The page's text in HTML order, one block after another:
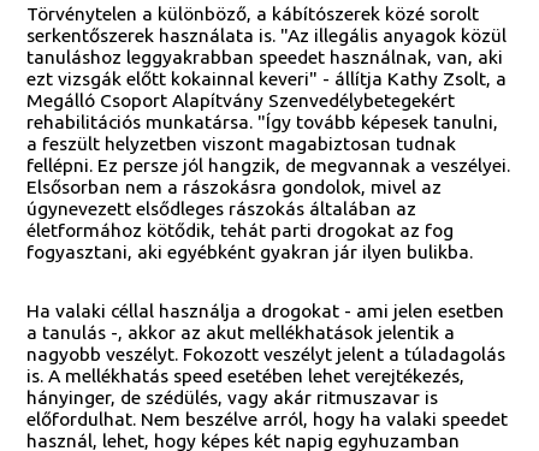
Törvénytelen a különböző, a kábítószerek közé sorolt
serkentőszerek használata is. "Az illegális anyagok közül
tanuláshoz leggyakrabban speedet használnak, van, aki
ezt vizsgák előtt kokainnal keveri" - állítja Kathy Zsolt, a
Megálló Csoport Alapítvány Szenvedélybetegekért
rehabilitációs munkatársa. "Így tovább képesek tanulni,
a feszült helyzetben viszont magabiztosan tudnak
fellépni. Ez persze jól hangzik, de megvannak a veszélyei.
Elsősorban nem a rászokásra gondolok, mivel az
úgynevezett elsődleges rászokás általában az
életformához kötődik, tehát parti drogokat az fog
fogyasztani, aki egyébként gyakran jár ilyen bulikba.
Ha valaki céllal használja a drogokat - ami jelen esetben
a tanulás -, akkor az akut mellékhatások jelentik a
nagyobb veszélyt. Fokozott veszélyt jelent a túladagolás
is. A mellékhatás speed esetében lehet verejtékezés,
hányinger, de szédülés, vagy akár ritmuszavar is
előfordulhat. Nem beszélve arról, hogy ha valaki speedet
használ, lehet, hogy képes két napig egyhuzamban